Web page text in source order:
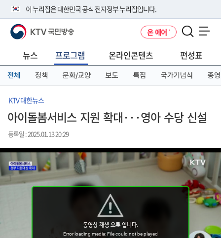
이 누리집은 대한민국 공식 전자정부 누리집입니다.
공식 누리집 주소 확인하기
니다.
이밖에 or.kr 또는 .kr등 다른 도메인 주소를 사용하고 있다면 아래 URL에
서 도메인 주소를 확인해 보세요
KTV 국민방송 온 에어
뉴스 프로그램 온라인콘텐츠 편성표
전체 정책 문화/교양 보도 특집 국가기념식 종영
KTV 대한뉴스
아이돌봄서비스 지원 확대···영아 수당 신설
등록일 : 2025.01.13 20:29